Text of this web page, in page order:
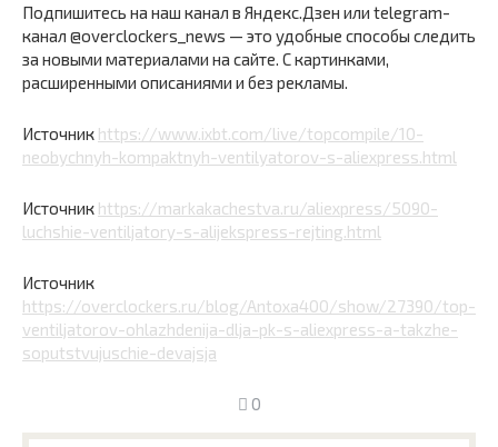
Подпишитесь на наш канал в Яндекс.Дзен или telegram-
канал @overclockers_news — это удобные способы следить
за новыми материалами на сайте. С картинками,
расширенными описаниями и без рекламы.
Источник https://www.ixbt.com/live/topcompile/10-
neobychnyh-kompaktnyh-ventilyatorov-s-aliexpress.html
Источник https://markakachestva.ru/aliexpress/5090-
luchshie-ventiljatory-s-alijekspress-rejting.html
Источник
https://overclockers.ru/blog/Antoxa400/show/27390/top-
ventiljatorov-ohlazhdenija-dlja-pk-s-aliexpress-a-takzhe-
soputstvujuschie-devajsja
0